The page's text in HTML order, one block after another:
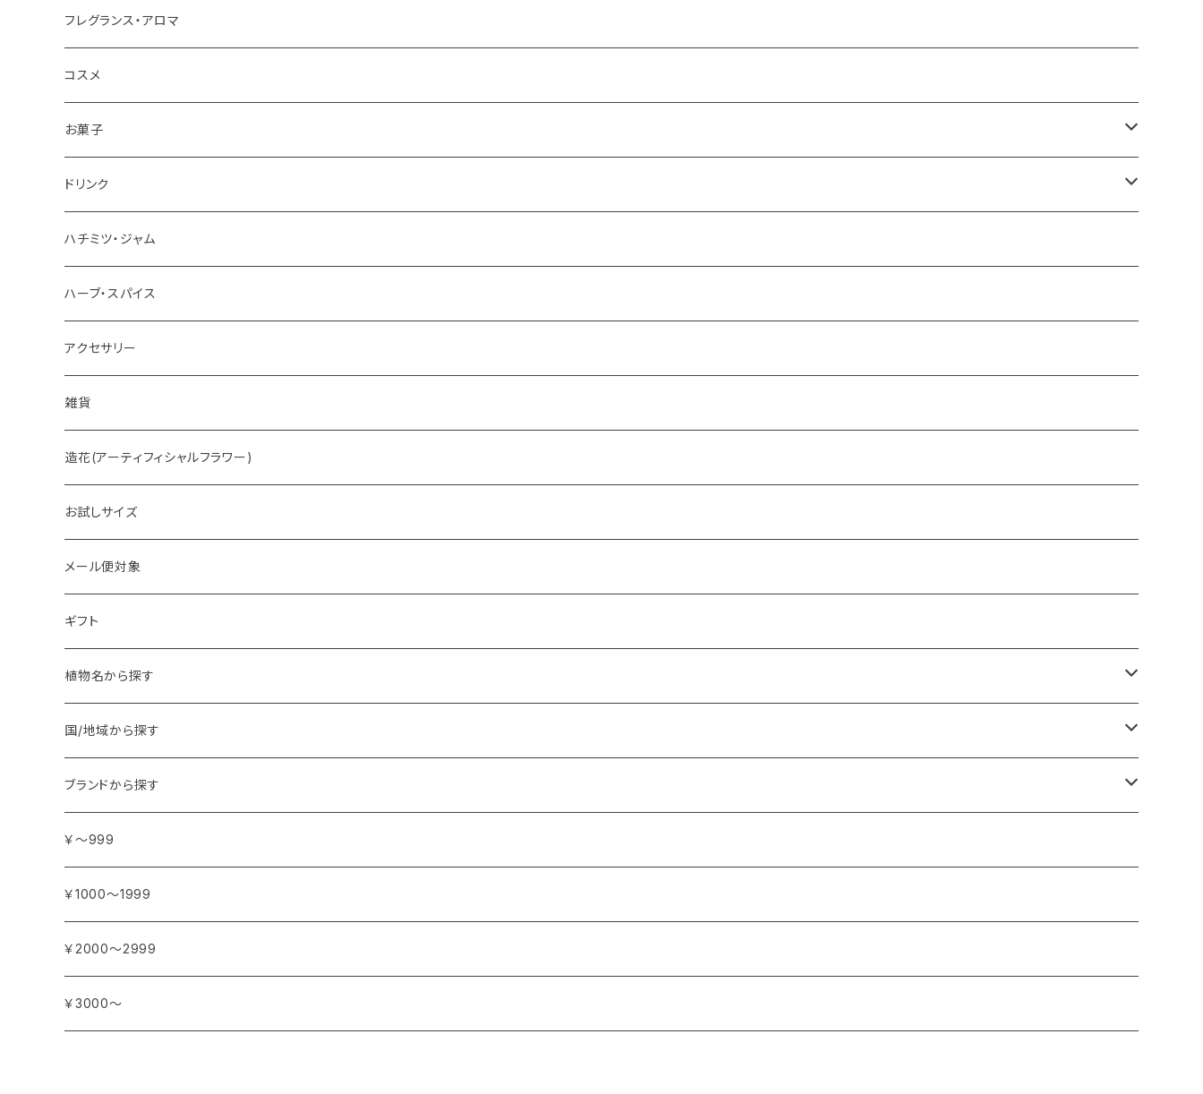
フレグランス・アロマ
コスメ
お菓子
チョコレート
ドリンク
お茶
ホットチョコレート
ハチミツ・ジャム
ハーブ・スパイス
アクセサリー
雑貨
造花(アーティフィシャルフラワー)
お試しサイズ
メール便対象
ギフト
植物名から探す
ア行
アンジェリカ
イランイラン
カ行
ガーデニア (クチナシ)
カカオ
サ行
シダーウッド
シナモン
タ行
タイム
チェリー
ナ行
ナツメグ
ハ行
国/地域から探す
ヨーロッパ
フランス
イタリア
アフリカ
ブルキナファソ
南アフリカ
アジア
トルコ
シリア
ブランドから探す
アトリエ・ボヌール・ドゥ・ジュール
アンティカ・ドルチェリア・ボナイユート
オウロシカ
カンパニー デュ ミエル
￥～999
￥1000～1999
￥2000～2999
￥3000～